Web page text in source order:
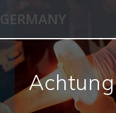
GERMANY
Achtung